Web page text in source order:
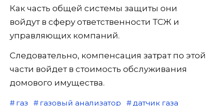
Как часть общей системы защиты они
войдут в сферу ответственности ТСЖ и
управляющих компаний.
Следовательно, компенсация затрат по этой
части войдет в стоимость обслуживания
домового имущества.
газ газовый анализатор
датчик газа